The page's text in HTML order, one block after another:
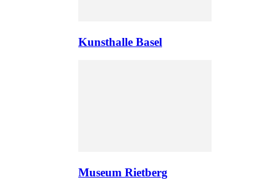
Kunsthalle Basel
Museum Rietberg